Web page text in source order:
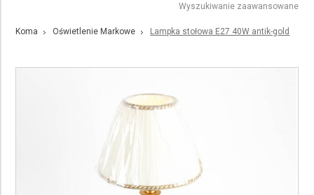
Wyszukiwanie zaawansowane
Koma Oświetlenie Markowe Lampka stołowa E27 40W antik-gold